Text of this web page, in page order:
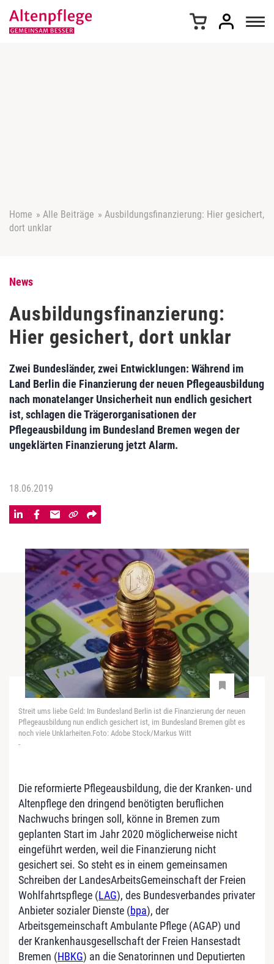
Home » Alle Beiträge » Ausbildungsfinanzierung: Hier gesichert,
dort unklar
News
Ausbildungsfinanzierung:
Hier gesichert, dort unklar
Zwei Bundesländer, zwei Entwicklungen: Während im
Land Berlin die Finanzierung der neuen Pflegeausbildung
nach monatelanger Unsicherheit nun endlich gesichert
ist, schlagen die Trägerorganisationen der
Pflegeausbildung im Bundesland Bremen wegen der
ungeklärten Finanzierung jetzt Alarm.
18.06.2019
Streit ums liebe Geld: Im Bundesland Berlin ist die Finanzierung der neuen
Pflegeausbildung nun endlich gesichert ist, im Bundesland Bremen gibt es
noch viele Unklarheiten.Foto: Adobe Stock/Markus Witt
-
Die reformierte Pflegeausbildung, die der Kranken- und
Altenpflege den dringend benötigten beruflichen
Nachwuchs bringen soll, könne in Bremen zum
geplanten Start im Jahr 2020 möglicherweise nicht
eingeführt werden, weil die Finanzierung nicht
gesichert sei. So steht es in einem gemeinsamen
Schreiben der LandesArbeitsGemeinschaft der Freien
Wohlfahrtspflege (LAG), des Bundesverbandes privater
Anbieter sozialer Dienste (bpa), der
Arbeitsgemeinschaft Ambulante Pflege (AGAP) und
der Krankenhausgesellschaft der Freien Hansestadt
Bremen (HBKG) an die Senatorinnen und Deputierten